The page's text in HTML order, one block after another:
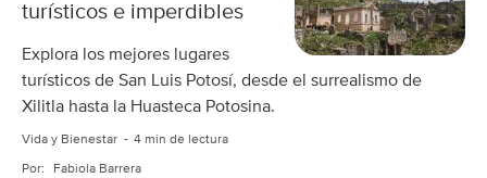
turísticos e imperdibles
Explora los mejores lugares
turísticos de San Luis Potosí, desde el surrealismo de
Xilitla hasta la Huasteca Potosina.
Vida y Bienestar 4 min de lectura
Por: Fabiola Barrera